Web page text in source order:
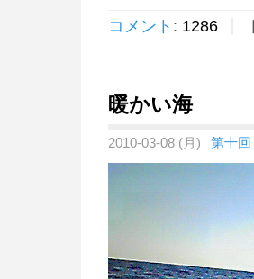
コメント : 1286
暖かい海
2010-03-08 (月) 第十回